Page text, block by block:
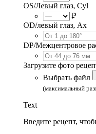
OS/Левый глаз, Cyl
₽
OD/левый глаз, Ax
DP/Межцентровое
Загрузите фото
Выбрать файл
(максимальный
Text
Введите рецепт,